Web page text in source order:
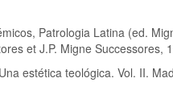
Patrologia Latina (ed.
et J.P. Migne Successores,
estética teológica. Vol. II.